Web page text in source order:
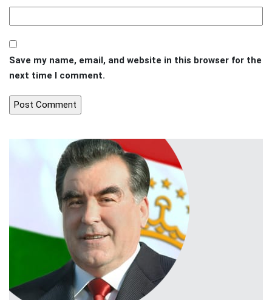
Save my name, email, and website in this browser for the
next time I comment.